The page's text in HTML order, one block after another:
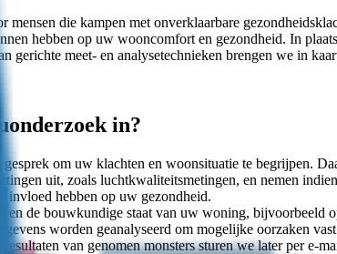
mensen die kampen met onverklaarbare
hebben op uw wooncomfort en gezondheid. In
gerichte meet- en analysetechnieken brengen we in
in?
gesprek om uw klachten en woonsituatie te begrijpen.
uit, zoals luchtkwaliteitsmetingen, en nemen
invloed hebben op uw gezondheid.
de bouwkundige staat van uw woning, bijvoorbeeld
worden geanalyseerd om mogelijke oorzaken
van genomen monsters sturen we later per e-